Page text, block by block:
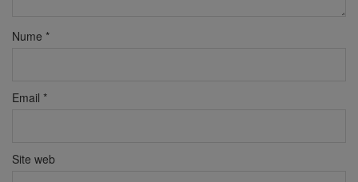
Nume *
Email *
Site web